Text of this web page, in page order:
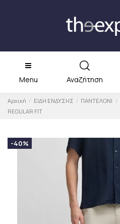
Menu Αναζήτηση
Αρχική ΕΙΔΗ ΕΝΔΥΣΗΣ ΠΑΝΤΕΛΟΝΙ
REGULAR FIT
-40%